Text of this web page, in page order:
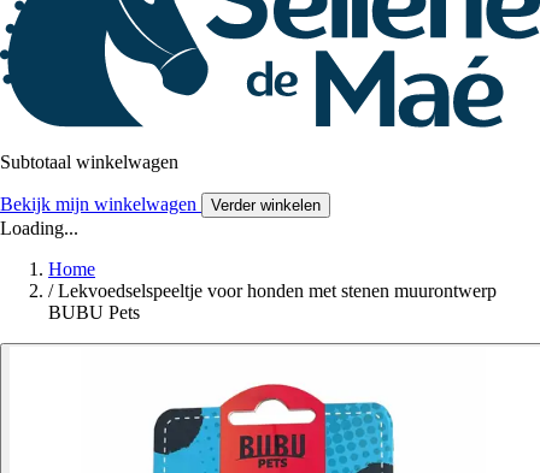
Subtotaal winkelwagen
Bekijk mijn winkelwagen Verder winkelen
Loading...
Home
/ Lekvoedselspeeltje voor honden met stenen muurontwerp
BUBU Pets